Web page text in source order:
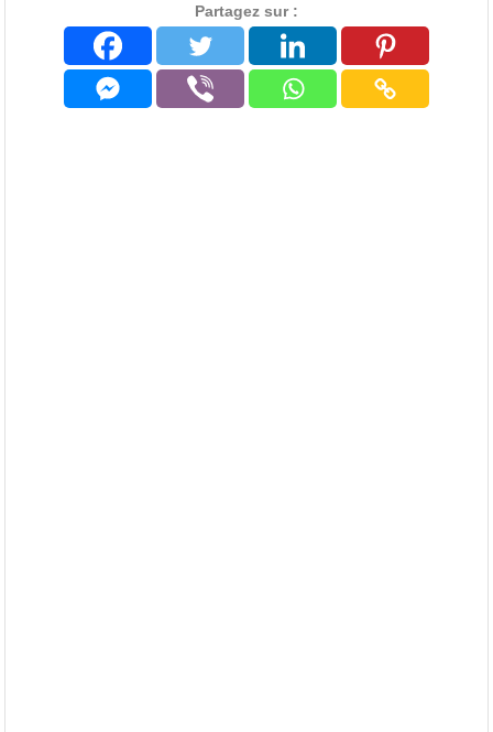
de Minya, au nord de la
ville. Il aurait été utilisé
pour des exercices…
Partagez sur :